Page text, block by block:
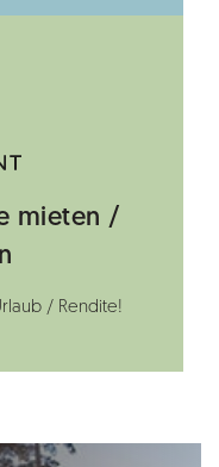
mieten /
/ Rendite!